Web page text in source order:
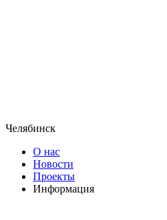
Челябинск
О нас
Новости
Проекты
Информация